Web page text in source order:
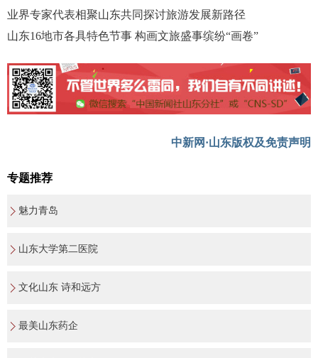
业界专家代表相聚山东共同探讨旅游发展新路径
山东16地市各具特色节事 构画文旅盛事缤纷“画卷”
中新网·山东版权及免责声明
专题推荐
魅力青岛
山东大学第二医院
文化山东 诗和远方
最美山东药企